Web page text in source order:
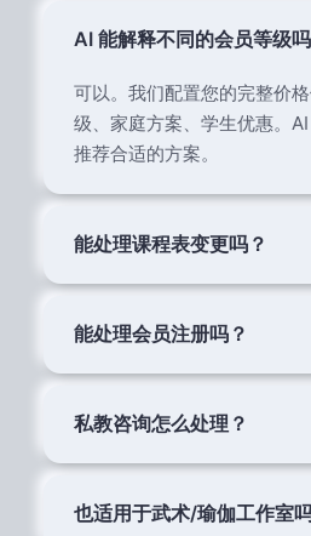
AI 能解释不同的会员等级
可以。我们配置您的完整价
级、家庭方案、学生优惠。
推荐合适的方案。
能处理课程表变更吗？
当然。在系统中更新课程表
更。它还能通知已登记的会员
能处理会员注册吗？
AI 收集所有注册信息并发送
注册，它会安排与前台的预约
私教咨询怎么处理？
AI 了解每位教练的空闲时段
预约体验私教课并提供教练简
也适用于武术/瑜伽工作室